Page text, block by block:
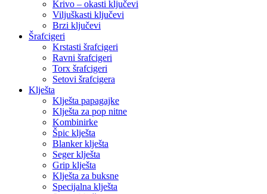
Krivo – okasti ključevi
Viljuškasti ključevi
Brzi ključevi
Šrafcigeri
Krstasti šrafcigeri
Ravni šrafcigeri
Torx šrafcigeri
Setovi šrafcigera
Klješta
Klješta papagajke
Klješta za pop nitne
Kombinirke
Špic klješta
Blanker klješta
Seger klješta
Grip klješta
Klješta za buksne
Specijalna klješta